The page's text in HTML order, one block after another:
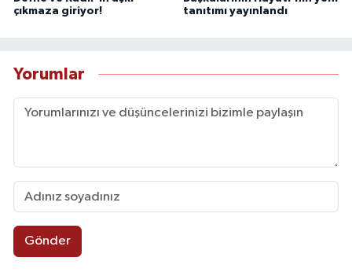
çıkmaza giriyor!
tanıtımı yayınlandı
Yorumlar
Gönder